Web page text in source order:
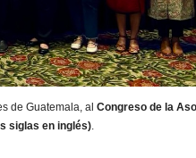
de Guatemala, al Congreso de la
siglas en inglés).